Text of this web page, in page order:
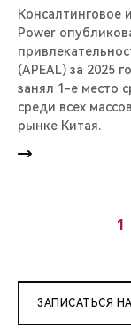
Консалтинговое
Power
(APEAL) за 2025
занял 1-е место
среди всех
рынке Китая.
1
ЗАПИСАТЬСЯ